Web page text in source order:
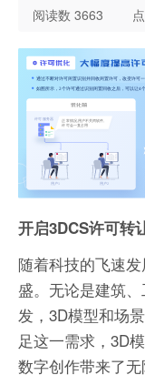
阅读数 3663
开启3DCS许可转
随着科技的飞速
盛。无论是建筑
发，3D模型和场
足这一需求，3D
数字创作带来了